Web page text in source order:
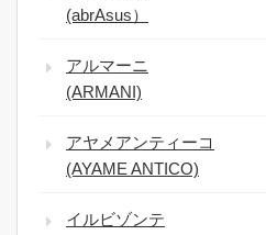
(abrAsus）
アルマーニ
(ARMANI)
アヤメアンティーコ
(AYAME ANTICO)
イルビゾンテ